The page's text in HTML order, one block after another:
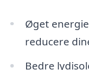
Øget
reducere
Bedre